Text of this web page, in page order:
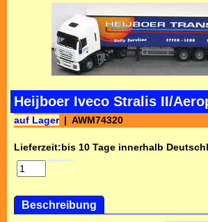
Heijboer Iveco Stralis II/
auf Lager AWM74320
Lieferzeit:bis 10 Tage innerhalb
Beschreibung